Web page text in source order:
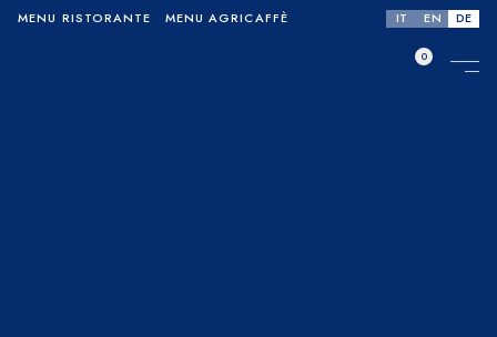
MENU RISTORANTE MENU AGRICAFFÈ IT EN DE
0